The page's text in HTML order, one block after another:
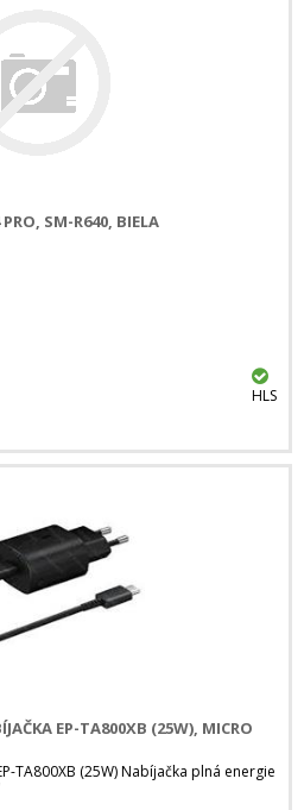
SM-R640, BIELA
HLS
EP-TA800XB (25W), MICRO
TA800XB (25W) Nabíjačka plná energie